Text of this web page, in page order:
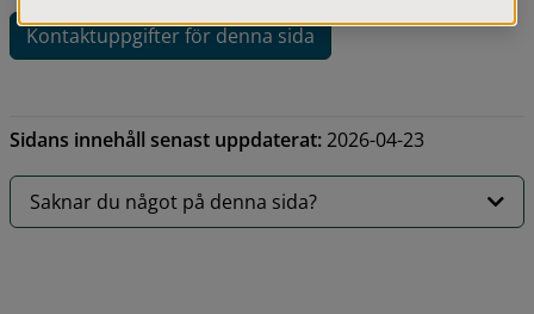
Kontaktuppgifter för denna sida
Sidans innehåll senast uppdaterat:2026-04-23
Saknar du något på denna sida?